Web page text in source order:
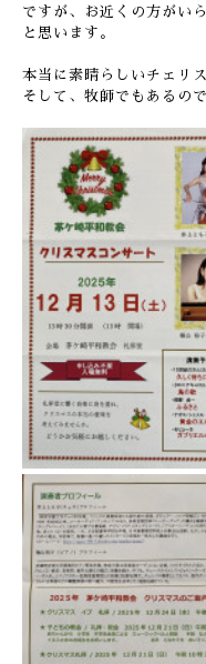
ですが、お近くの方がい
と思います。
本当に素晴らしいチェリ
そして、牧師でもあるの